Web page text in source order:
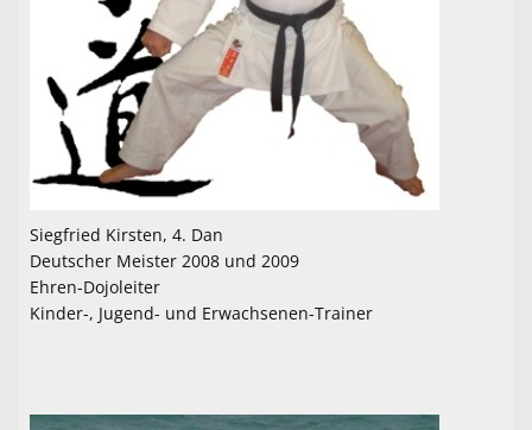
Mitglied werden
Datenänderung für Mitglieder
Sponsoren
Wir suchen Dich!
100 Jahre TSV
Anmeldung Jugendturnier 2026
Siegfried Kirsten, 4. Dan
Deutscher Meister 2008 und 2009
Ehren-Dojoleiter
Kinder-, Jugend- und Erwachsenen-Trainer